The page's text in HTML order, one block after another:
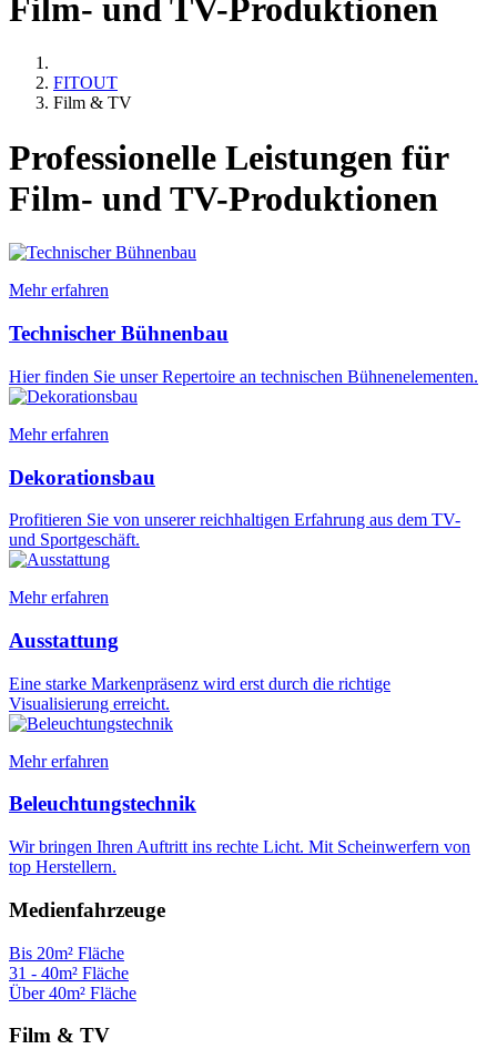
Film- und TV-Produktionen
FITOUT
Film & TV
Professionelle Leistungen für
Film- und TV-Produktionen
Mehr erfahren
Technischer Bühnenbau
Hier finden Sie unser Repertoire an technischen Bühnenelementen.
Mehr erfahren
Dekorationsbau
Profitieren Sie von unserer reichhaltigen Erfahrung aus dem TV-
und Sportgeschäft.
Mehr erfahren
Ausstattung
Eine starke Markenpräsenz wird erst durch die richtige
Visualisierung erreicht.
Mehr erfahren
Beleuchtungstechnik
Wir bringen Ihren Auftritt ins rechte Licht. Mit Scheinwerfern von
top Herstellern.
Medienfahrzeuge
Bis 20m² Fläche
31 - 40m² Fläche
Über 40m² Fläche
Film & TV